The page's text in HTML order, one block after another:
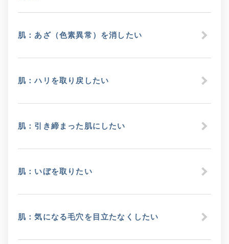
肌：あざ（色素異常）を消したい
肌：ハリを取り戻したい
肌：引き締まった肌にしたい
肌：いぼを取りたい
肌：気になる毛穴を目立たなくしたい